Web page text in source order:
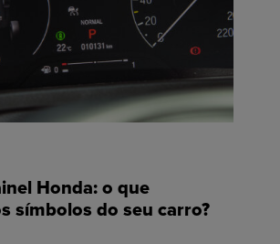
Honda: o que
símbolos do seu carro?